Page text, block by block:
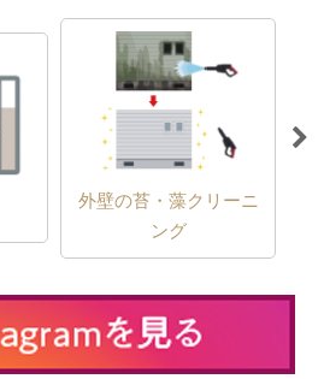
外壁の苔・藻クリーニ
ング